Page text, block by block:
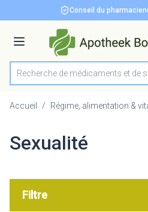
Aller au contenu
1 de 1Conseil du pharmacien
Menu
Rechercher
Recherche de médicaments
Accueil / Régime, alimentation &
Sexualité
Filtre